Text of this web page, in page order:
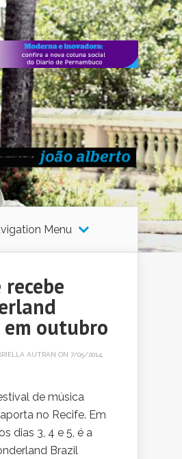
Menu
recebe
outubro
AUTRAN ON 7/05/2014,
de música
no Recife. Em
dias 3, 4 e 5, é a
Brazil